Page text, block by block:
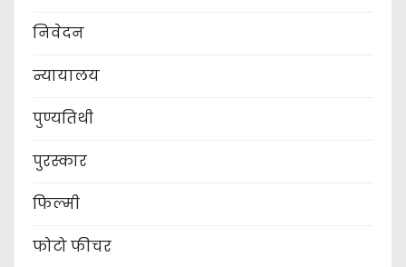
निवेदन
न्यायालय
पुण्यतिथी
पुरस्कार
फिल्मी
फोटो फीचर